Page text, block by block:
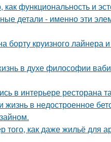
функциональность и
детали - именно эти
круизного лайнера
в духе философии ваби
в интерьере ресторана
жизнь в недостроенное
того, как даже жильё для